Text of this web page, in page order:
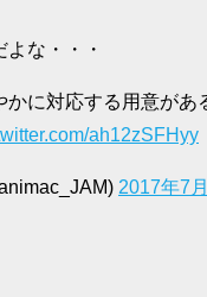
な・・・
かに対応する用意が
ah12zSFHyy
2017年7